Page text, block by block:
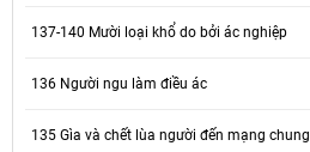
137-140 Mười loại khổ do bởi ác nghiệp
136 Người ngu làm điều ác
135 Gìa và chết lùa người đến mạng chung